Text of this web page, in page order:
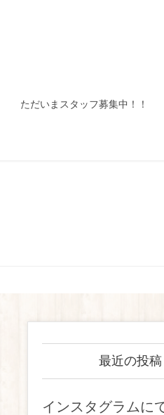
ただいまスタッフ募集中！！
最近の投稿
インスタグラムに